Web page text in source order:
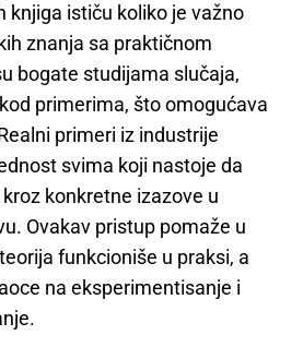
knjiga ističu koliko je važno
znanja sa praktičnom
bogate studijama slučaja,
primerima, što omogućava
primeri iz industrije
svima koji nastoje da
konkretne izazove u
Ovakav pristup pomaže u
funkcioniše u praksi, a
na eksperimentisanje i